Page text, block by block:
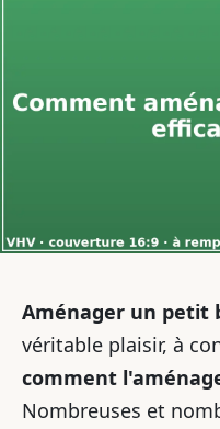
Aménager un petit
véritable plaisir, à
comment
Nombreuses et